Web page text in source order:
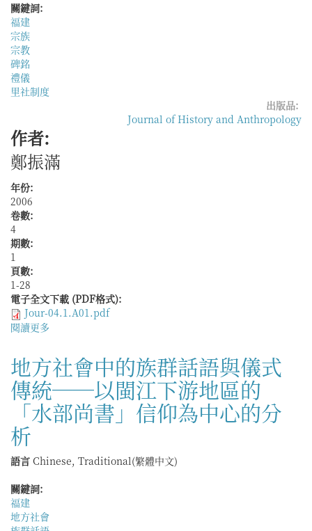
關鍵詞:
福建
宗族
宗教
碑銘
禮儀
里社制度
出版品:
Journal of History and Anthropology
作者:
鄭振滿
年份:
2006
卷數:
4
期數:
1
頁數:
1-28
電子全文下載 (PDF格式):
Jour-04.1.A01.pdf
閱讀更多
莆
田
平
原
的
宗
宗
地方社會中的族群話語與儀式
傳統──以閩江下游地區的
「水部尚書」信仰為中心的分
析
語言 Chinese, Traditional(繁體中文)
關鍵詞:
福建
地方社會